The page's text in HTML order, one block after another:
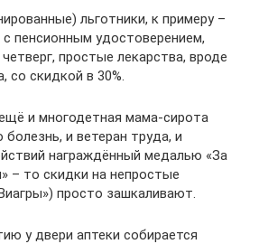
льготники, к примеру –
пенсионным удостоверением,
простые лекарства, вроде
со скидкой в 30%.
и многодетная мама-сирота
и ветеран труда, и
награждённый медалью «За
– то скидки на непростые
просто зашкаливают.
у двери аптеки собирается